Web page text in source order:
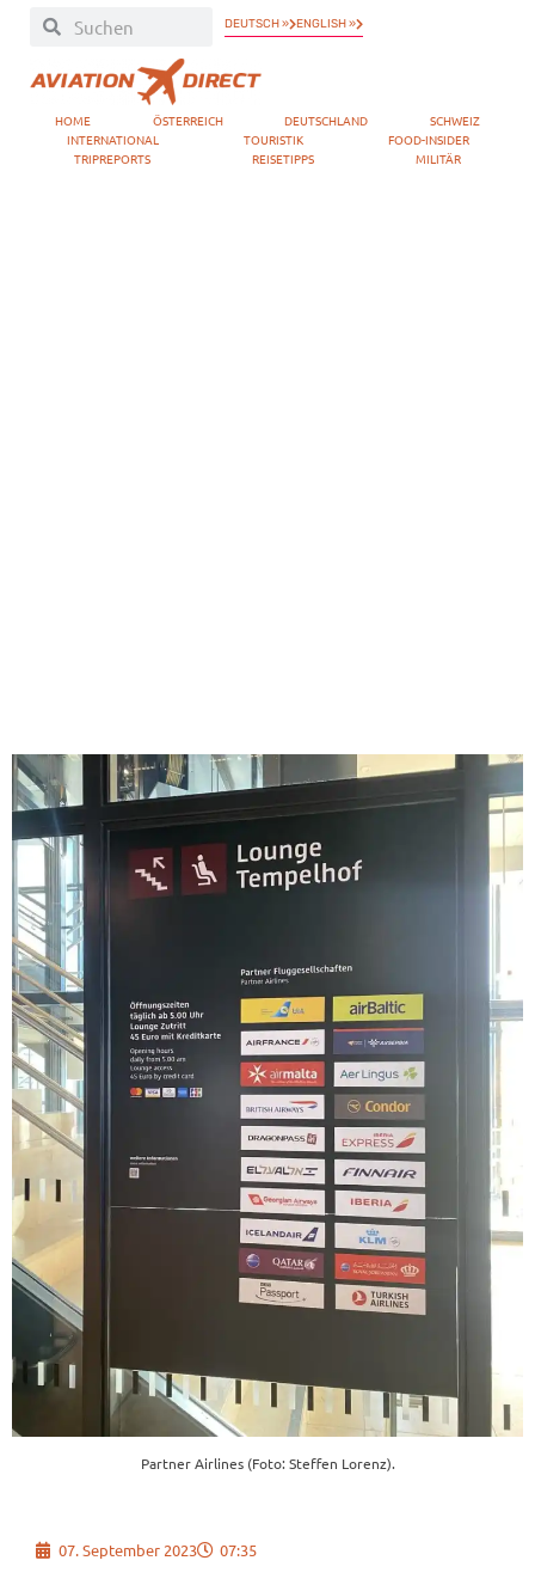
DEUTSCH » ENGLISH »
HOME ÖSTERREICH DEUTSCHLAND
SCHWEIZ
INTERNATIONAL
TOURISTIK
FOOD-INSIDER
TRIPREPORTS
REISETIPPS MILITÄR
Partner Airlines (Foto: Steffen Lorenz).
07. September 2023 07:35